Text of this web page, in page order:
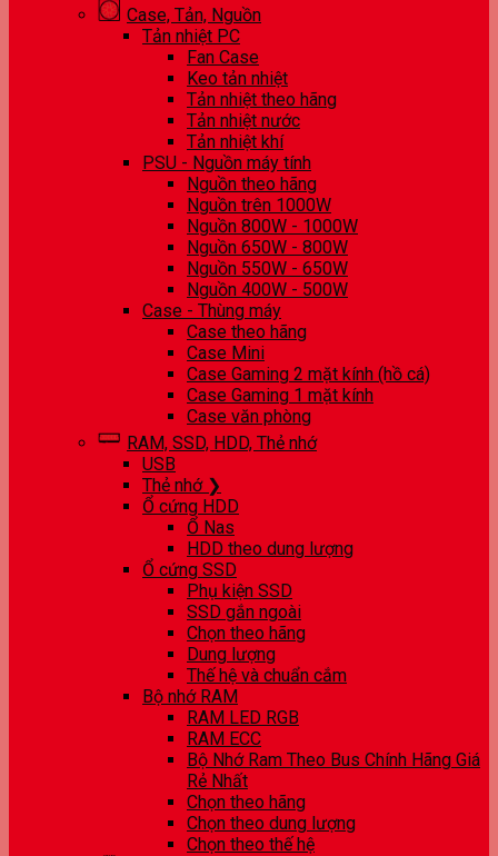
Case, Tản, Nguồn
Tản nhiệt PC
Fan Case
Keo tản nhiệt
Tản nhiệt theo hãng
Tản nhiệt nước
Tản nhiệt khí
PSU - Nguồn máy tính
Nguồn theo hãng
Nguồn trên 1000W
Nguồn 800W - 1000W
Nguồn 650W - 800W
Nguồn 550W - 650W
Nguồn 400W - 500W
Case - Thùng máy
Case theo hãng
Case Mini
Case Gaming 2 mặt kính (hồ cá)
Case Gaming 1 mặt kính
Case văn phòng
RAM, SSD, HDD, Thẻ nhớ
USB
Thẻ nhớ ❯
Ổ cứng HDD
Ổ Nas
HDD theo dung lượng
Ổ cứng SSD
Phụ kiện SSD
SSD gắn ngoài
Chọn theo hãng
Dung lượng
Thế hệ và chuẩn cắm
Bộ nhớ RAM
RAM LED RGB
RAM ECC
Bộ Nhớ Ram Theo Bus Chính Hãng Giá
Rẻ Nhất
Chọn theo hãng
Chọn theo dung lượng
Chọn theo thế hệ